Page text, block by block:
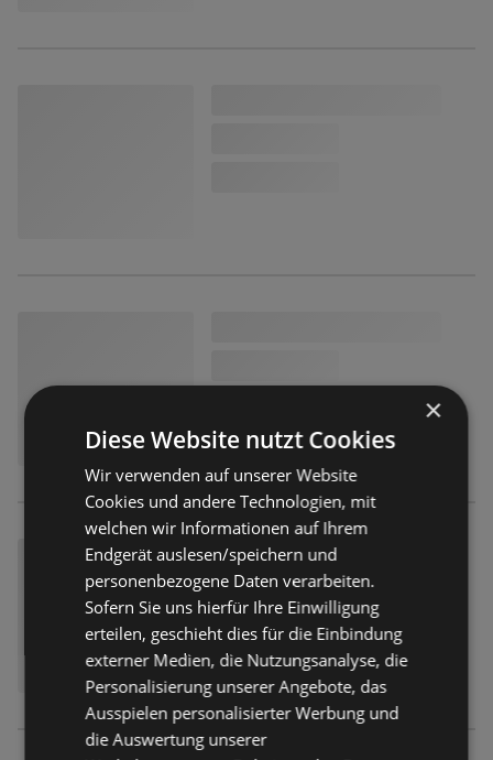
×
Diese Website nutzt Cookies
Wir verwenden auf unserer Website
Cookies und andere Technologien, mit
welchen wir Informationen auf Ihrem
Endgerät auslesen/speichern und
personenbezogene Daten verarbeiten.
Sofern Sie uns hierfür Ihre Einwilligung
erteilen, geschieht dies für die Einbindung
externer Medien, die Nutzungsanalyse, die
Personalisierung unserer Angebote, das
Ausspielen personalisierter Werbung und
die Auswertung unserer